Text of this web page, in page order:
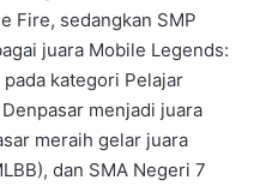
Fire, sedangkan SMP
juara Mobile Legends:
pada kategori Pelajar
menjadi juara
meraih gelar juara
dan SMA Negeri 7